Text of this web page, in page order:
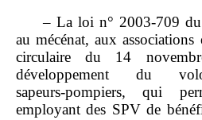
– La loi n° 2003‑709
au mécénat, aux
circulaire du 14
développement du
sapeurs‑pompiers, qui
employant des SPV de